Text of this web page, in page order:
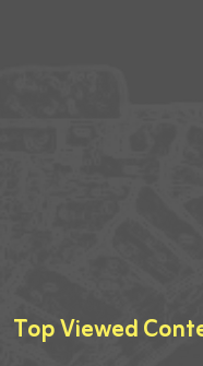
Top Viewed